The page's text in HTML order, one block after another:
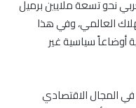
نحو تسعة ملايين برميل
الاستهلاك العالمي، وفي هذا
أوضاعاً سياسية غير
المجال الاقتصادي